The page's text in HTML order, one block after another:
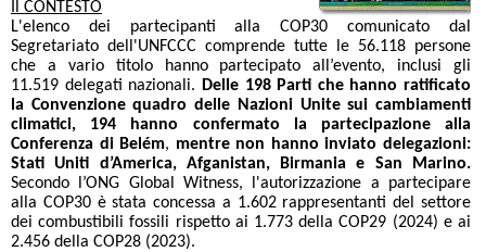
Il CONTESTO
L'elenco dei partecipanti alla COP30 comunicato dal
Segretariato dell'UNFCCC comprende tutte le 56.118 persone
che a vario titolo hanno partecipato all’evento, inclusi gli
11.519 delegati nazionali.
Delle 198 Parti che hanno ratificato
la Convenzione quadro delle Nazioni Unite sui cambiamenti
climatici, 194 hanno confermato la partecipazione alla
Conferenza di Belém, mentre non hanno inviato delegazioni:
Stati Uniti d’America, Afganistan, Birmania e San Marino.
Secondo l’ONG Global Witness, l'autorizzazione a partecipare
alla COP30 è stata concessa a 1.602 rappresentanti del settore
dei combustibili fossili rispetto ai 1.773 della COP29 (2024) e ai
2.456 della COP28 (2023).